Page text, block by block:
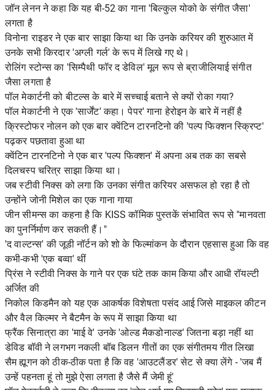
जॉन लेनन ने कहा कि यह बी-52 का गाना 'बिल्कुल योको के संगीत जैसा'
लगता है
विनोना राइडर ने एक बार साझा किया था कि उनके करियर की शुरुआत में
उनके सभी किरदार 'अग्ली गर्ल' के रूप में लिखे गए थे।
रोलिंग स्टोन्स का 'सिम्पैथी फॉर द डेविल' मूल रूप से ब्राजीलियाई संगीत
जैसा लगता है
पॉल मेकार्टनी को बीटल्स के बारे में सच्चाई बताने से क्यों रोका गया?
पॉल मेकार्टनी ने एक 'सार्जेंट' कहा। पेपर' गाना हेरोइन के बारे में नहीं है
क्रिस्टोफर नोलन को एक बार क्वेंटिन टारनटिनो की 'पल्प फिक्शन स्क्रिप्ट'
पढ़कर पछतावा हुआ था
क्वेंटिन टारनटिनो ने एक बार 'पल्प फिक्शन' में अपना अब तक का सबसे
दिलचस्प चरित्र साझा किया था।
जब स्टीवी निक्स को लगा कि उनका संगीत करियर असफल हो रहा है तो
उन्होंने जोनी मिशेल का एक गाना गाया
जीन सीमन्स का कहना है कि KISS कॉमिक पुस्तकें संभावित रूप से "मानवता
का पुनर्निर्माण कर सकती हैं।"
'द वाल्टन्स' की जूडी नॉर्टन को शो के फिल्मांकन के दौरान एहसास हुआ कि वह
कभी-कभी 'एक बव्वा' थीं
प्रिंस ने स्टीवी निक्स के गाने पर एक घंटे तक काम किया और आधी रॉयल्टी
अर्जित की
निकोल किडमैन को यह एक आकर्षक विशेषता पसंद आई जिसे माइकल कीटन
और वैल किल्मर ने बैटमैन के रूप में साझा किया था
फ्रैंक सिनात्रा का 'माई वे' उनके 'ओल्ड मैकडोनाल्ड' जितना बड़ा नहीं था
डेविड बॉवी ने लगभग नकली बॉब डिलन गीतों का एक संगीतमय गीत लिखा
सैम ह्यूगन को ठीक-ठीक पता है कि वह 'आउटलैंडर' सेट से क्या लेंगे - 'जब मैं
उन्हें पहनता हूं तो मुझे ऐसा लगता है जैसे मैं जेमी हूं'